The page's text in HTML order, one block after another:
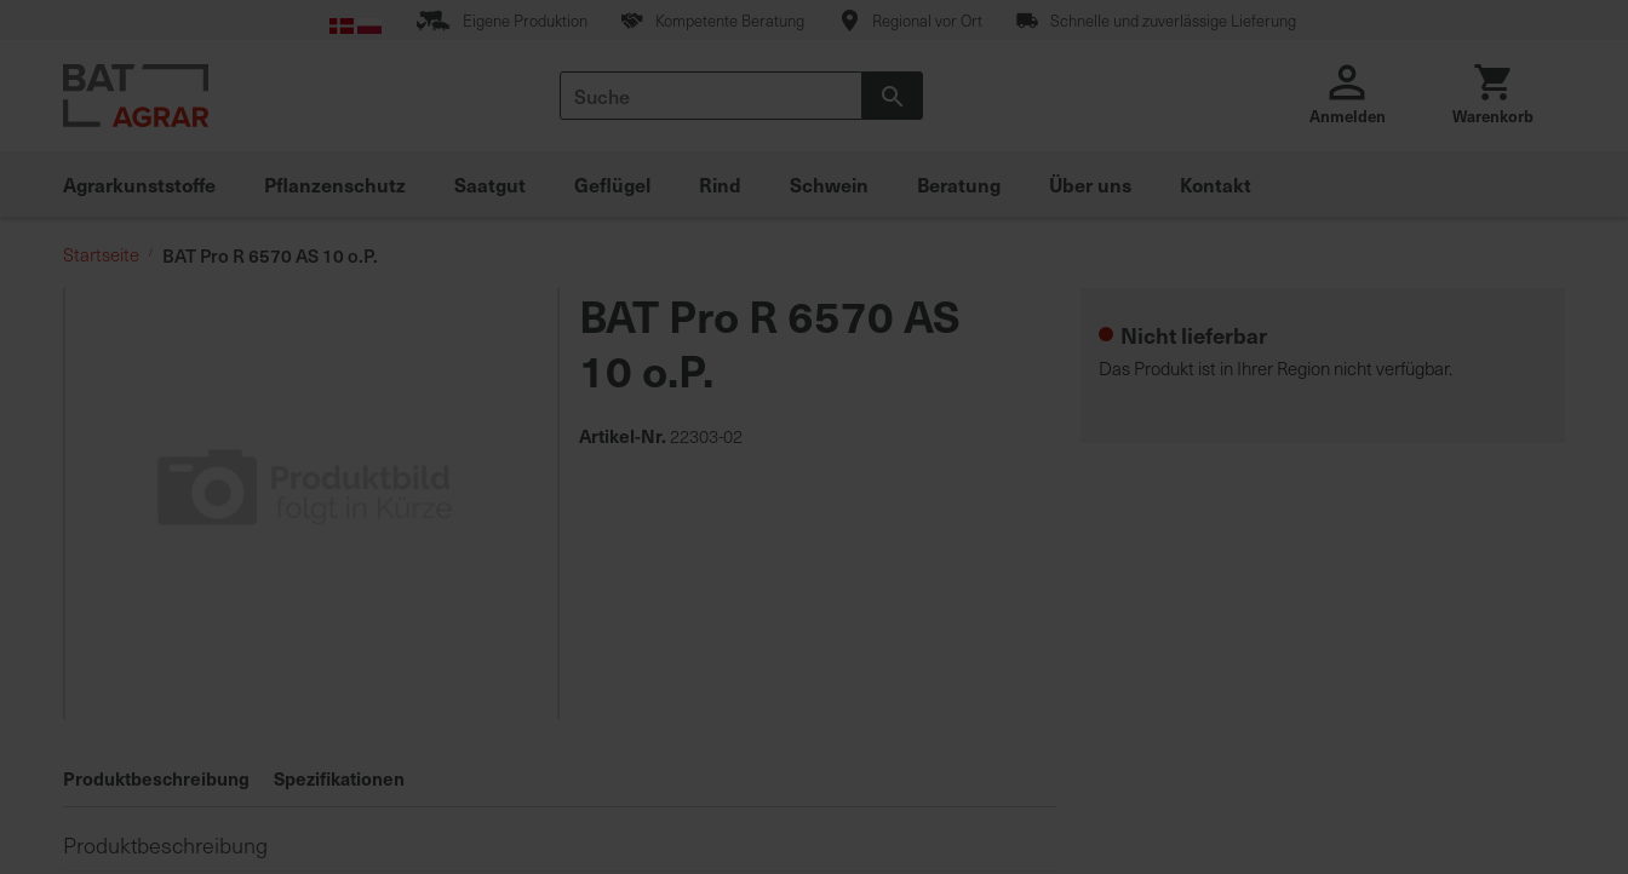
springen
Eigene Produktion Kompetente Beratung Regional vor Ort Schnelle und zuverlässige Lieferung
Suche
Anmelden Warenkorb
Agrarkunststoffe Pflanzenschutz Saatgut Geflügel Rind Schwein Beratung Über uns Kontakt
Startseite BAT Pro R 6570 AS 10 o.P.
der
springen
BAT Pro R 6570 AS
10 o.P.
Artikel-Nr. 22303-02
Produktbeschreibung Spezifikationen
Produktbeschreibung
Nicht lieferbar
Das Produkt ist in Ihrer Region nicht verfügbar.